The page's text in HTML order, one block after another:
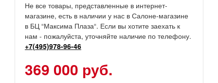
Не все товары, представленные в интернет-
магазине, есть в наличии у нас в Салоне-магазине
в БЦ “Максима Плаза“. Если вы хотите заехать к
нам - пожалуйста, уточняйте наличие по телефону.
+7(495)978-96-46
369 000 руб.